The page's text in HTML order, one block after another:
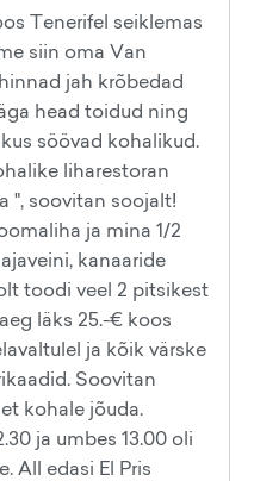
Tenerifel seiklemas
siin oma Van
jah krõbedad
head toidud ning
söövad kohalikud.
liharestoran
", soovitan soojalt!
ja mina 1/2
kanaaride
toodi veel 2 pitsikest
läks 25.-€ koos
ja kõik värske
Soovitan
kohale jõuda.
ja umbes 13.00 oli
All edasi El Pris